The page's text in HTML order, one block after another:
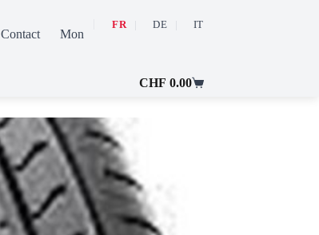
Contact Mon compte
FR DE IT
Panier
CHF 0.00